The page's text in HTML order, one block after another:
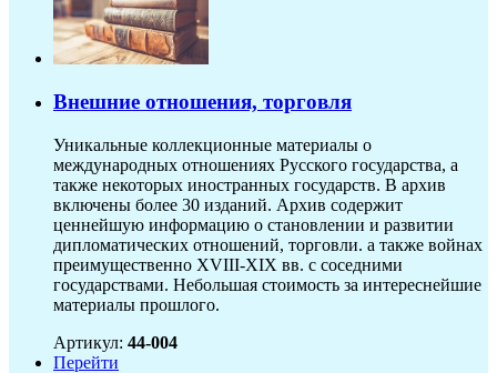
Внешние отношения, торговля
Уникальные коллекционные материалы о
международных отношениях Русского государства, а
также некоторых иностранных государств. В архив
включены более 30 изданий. Архив содержит
ценнейшую информацию о становлении и развитии
дипломатических отношений, торговли. а также войнах
преимущественно XVIII-XIX вв. с соседними
государствами. Небольшая стоимость за интереснейшие
материалы прошлого.
Артикул: 44-004
Перейти